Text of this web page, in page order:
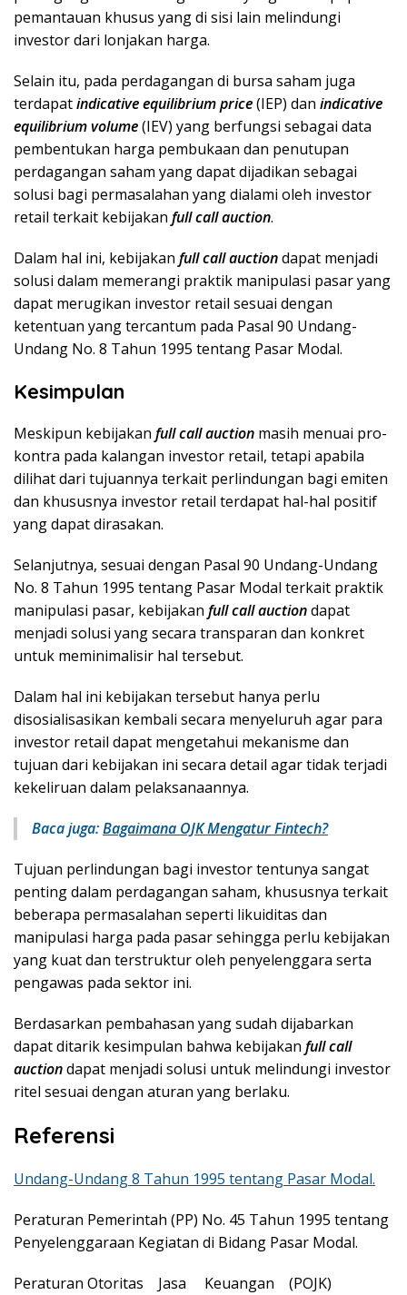
pemantauan khusus yang di sisi lain melindungi
investor dari lonjakan harga.
Selain itu, pada perdagangan di bursa saham juga
terdapatindicative equilibrium price(IEP) dan indicative
equilibrium volume(IEV) yang berfungsi sebagai data
pembentukan harga pembukaan dan penutupan
perdagangan saham yang dapat dijadikan sebagai
solusi bagi permasalahan yang dialami oleh investor
retail terkait kebijakan full call auction.
Dalam hal ini, kebijakan full call auctiondapat menjadi
solusi dalam memerangi praktik manipulasi pasar yang
dapat merugikan investor retail sesuai dengan
ketentuan yang tercantum pada Pasal 90 Undang-
Undang No. 8 Tahun 1995 tentang Pasar Modal.
Kesimpulan
Meskipun kebijakan full call auction masih menuai pro-
kontra pada kalangan investor retail, tetapi apabila
dilihat dari tujuannya terkait perlindungan bagi emiten
dan khususnya investor retail terdapat hal-hal positif
yang dapat dirasakan.
Selanjutnya, sesuai dengan Pasal 90 Undang-Undang
No. 8 Tahun 1995 tentang Pasar Modal terkait praktik
manipulasi pasar, kebijakan full call auctiondapat
menjadi solusi yang secara transparan dan konkret
untuk meminimalisir hal tersebut.
Dalam hal ini kebijakan tersebut hanya perlu
disosialisasikan kembali secara menyeluruh agar para
investor retail dapat mengetahui mekanisme dan
tujuan dari kebijakan ini secara detail agar tidak terjadi
kekeliruan dalam pelaksanaannya.
Baca juga:Bagaimana OJK Mengatur Fintech?
Tujuan perlindungan bagi investor tentunya sangat
penting dalam perdagangan saham, khususnya terkait
beberapa permasalahan seperti likuiditas dan
manipulasi harga pada pasar sehingga perlu kebijakan
yang kuat dan terstruktur oleh penyelenggara serta
pengawas pada sektor ini.
Berdasarkan pembahasan yang sudah dijabarkan
dapat ditarik kesimpulan bahwa kebijakan full call
auctiondapat menjadi solusi untuk melindungi investor
ritel sesuai dengan aturan yang berlaku.
Referensi
Undang-Undang 8 Tahun 1995 tentang Pasar Modal.
Peraturan Pemerintah (PP) No. 45 Tahun 1995 tentang
Penyelenggaraan Kegiatan di Bidang Pasar Modal.
Peraturan Otoritas Jasa Keuangan (POJK)